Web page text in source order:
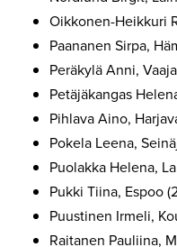
Oikkonen-Heikkuri
Paananen Sirpa,
Peräkylä Anni,
Petäjäkangas
Pihlava Aino,
Pokela Leena,
Puolakka Helena,
Pukki Tiina, Espoo
Puustinen Irmeli,
Raitanen Pauliina,